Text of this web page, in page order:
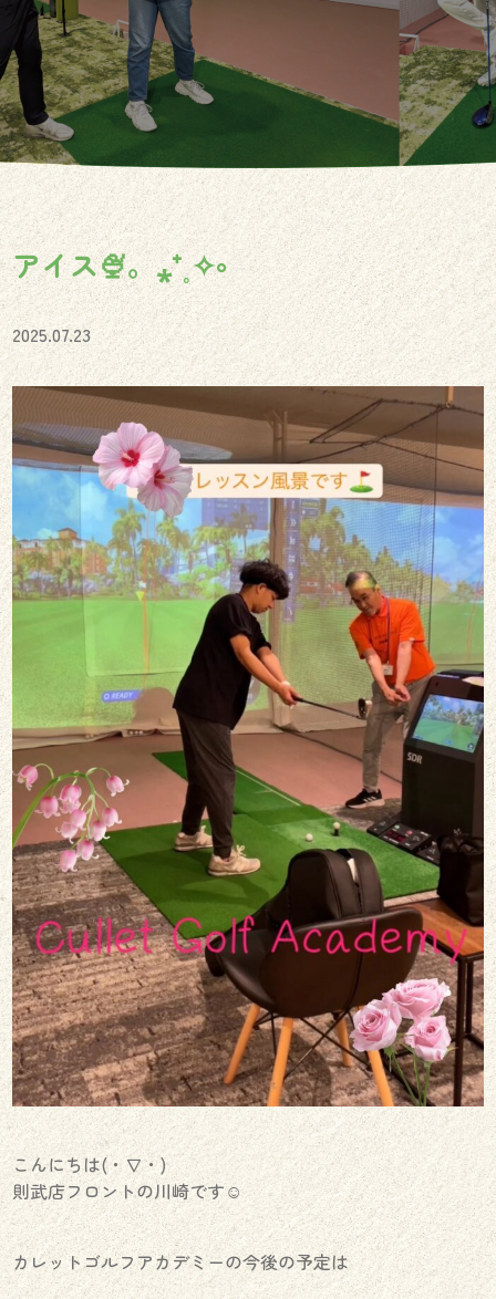
アイス🍨。⁎⁺˳✧༚
2025.07.23
こんにちは(・∇・)
則武店フロントの川崎です☺︎
カレットゴルフアカデミーの今後の予定は